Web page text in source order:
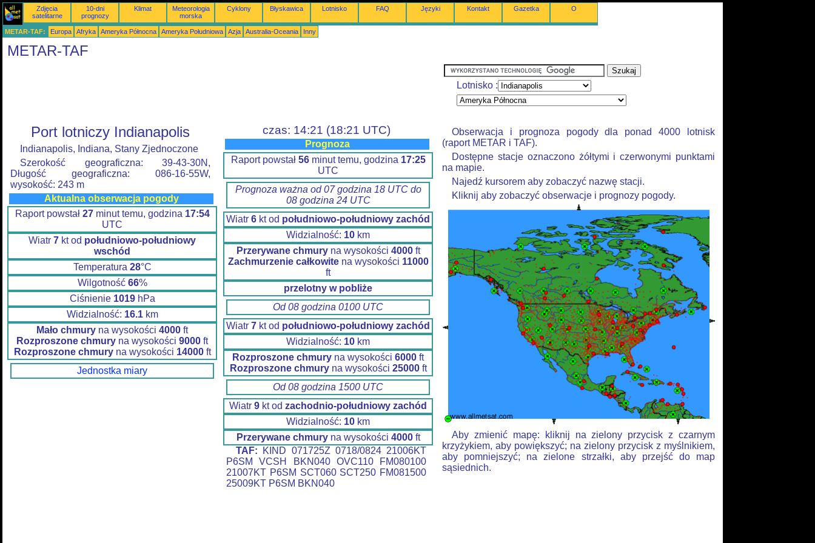
Zdjęcia
satelitarne
10-dni
prognozy
Klimat
Meteorologia
morska
Cyklony Błyskawica Lotnisko FAQ Języki Kontakt Gazetka O
METAR-TAF: Europa Afryka Ameryka Północna Ameryka Południowa Azja Australia-Oceania Inny
METAR-TAF
Lotnisko :
Port lotniczy Indianapolis
Indianapolis, Indiana, Stany Zjednoczone
Szerokość geograficzna: 39-43-30N,
Długość geograficzna: 086-16-55W,
wysokość: 243 m
Aktualna obserwacja pogody
Raport powstał 27minut temu, godzina 17:54
UTC
Wiatr 7 kt od południowo-południowy
wschód
Temperatura 28°C
Wilgotność 66%
Ciśnienie 1019hPa
Widzialność: 16.1km
Mało chmury na wysokości 4000 ft
Rozproszone chmury na wysokości 9000 ft
Rozproszone chmuryna wysokości 14000ft
Jednostka miary
czas: 14:21 (18:21 UTC)
Prognoza
Raport powstał 56minut temu, godzina 17:25
UTC
Prognoza ważna od 07 godzina 18 UTC do
08 godzina 24 UTC
Wiatr 6 kt od południowo-południowy zachód
Widzialność: 10 km
Przerywane chmuryna wysokości 4000ft
Zachmurzenie całkowitena wysokości 11000
ft
przelotny w pobliże
Od 08 godzina 0100 UTC
Wiatr 7 kt od południowo-południowy zachód
Widzialność: 10 km
Rozproszone chmury na wysokości 6000 ft
Rozproszone chmuryna wysokości 25000ft
Od 08 godzina 1500 UTC
Wiatr 9 kt od zachodnio-południowy zachód
Widzialność: 10 km
Przerywane chmuryna wysokości 4000ft
TAF: KIND 071725Z 0718/0824 21006KT
P6SM VCSH BKN040 OVC110 FM080100
21007KT P6SM SCT060 SCT250 FM081500
25009KT P6SM BKN040
Obserwacja i prognoza pogody dla ponad 4000 lotnisk
(raport METAR i TAF).
Dostępne stacje oznaczono żółtymi i czerwonymi punktami
na mapie.
Najedź kursorem aby zobaczyć nazwę stacji.
Kliknij aby zobaczyć obserwacje i prognozy pogody.
Aby zmienić mapę: kliknij na zielony przycisk z czarnym
krzyżykiem, aby powiększyć; na zielony przycisk z myślnikiem,
aby pomniejszyć; na zielone strzałki, aby przejść do map
sąsiednich.